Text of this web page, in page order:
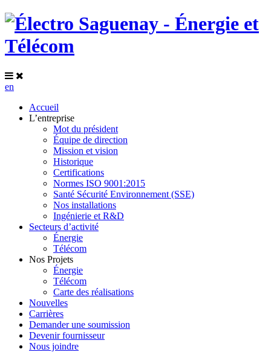
en
Accueil
L’entreprise
Mot du président
Équipe de direction
Mission et vision
Historique
Certifications
Normes ISO 9001:2015
Santé Sécurité Environnement (SSE)
Nos installations
Ingénierie et R&D
Secteurs d’activité
Énergie
Télécom
Nos Projets
Énergie
Télécom
Carte des réalisations
Nouvelles
Carrières
Demander une soumission
Devenir fournisseur
Nous joindre